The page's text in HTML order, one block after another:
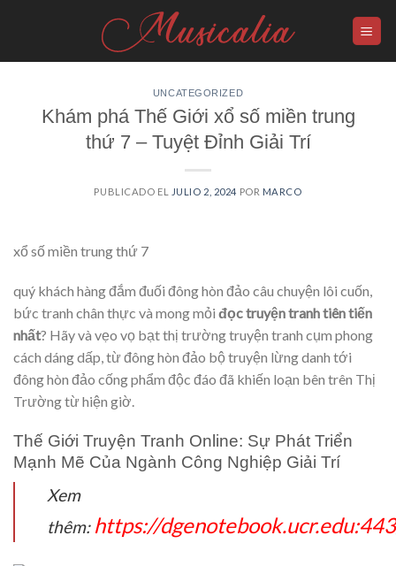
UNCATEGORIZED
Khám phá Thế Giới xổ số miền trung
thứ 7 – Tuyệt Đỉnh Giải Trí
PUBLICADO EL JULIO 2, 2024 POR MARCO
xổ số miền trung thứ 7
quý khách hàng đắm đuối đông hòn đảo câu chuyện lôi cuốn,
bức tranh chân thực và mong mỏi đọc truyện tranh tiên tiến
nhất? Hãy và vẹo vọ bạt thị trường truyện tranh cụm phong
cách dáng dấp, từ đông hòn đảo bộ truyện lừng danh tới
đông hòn đảo cống phẩm độc đáo đã khiến loạn bên trên Thị
Trường từ hiện giờ.
Thế Giới Truyện Tranh Online: Sự Phát Triển
Mạnh Mẽ Của Ngành Công Nghiệp Giải Trí
Xem
thêm: https://